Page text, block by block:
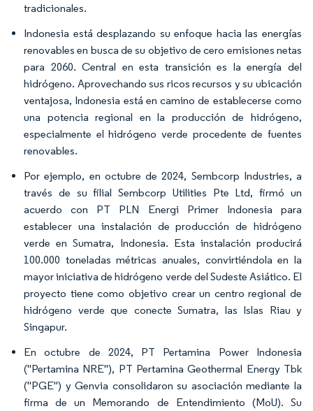
tradicionales.
Indonesia está desplazando su enfoque hacia las energías
renovables en busca de su objetivo de cero emisiones netas
para 2060. Central en esta transición es la energía del
hidrógeno. Aprovechando sus ricos recursos y su ubicación
ventajosa, Indonesia está en camino de establecerse como
una potencia regional en la producción de hidrógeno,
especialmente el hidrógeno verde procedente de fuentes
renovables.
Por ejemplo, en octubre de 2024, Sembcorp Industries, a
través de su filial Sembcorp Utilities Pte Ltd, firmó un
acuerdo con PT PLN Energi Primer Indonesia para
establecer una instalación de producción de hidrógeno
verde en Sumatra, Indonesia. Esta instalación producirá
100.000 toneladas métricas anuales, convirtiéndola en la
mayor iniciativa de hidrógeno verde del Sudeste Asiático. El
proyecto tiene como objetivo crear un centro regional de
hidrógeno verde que conecte Sumatra, las Islas Riau y
Singapur.
En octubre de 2024, PT Pertamina Power Indonesia
("Pertamina NRE"), PT Pertamina Geothermal Energy Tbk
("PGE") y Genvia consolidaron su asociación mediante la
firma de un Memorando de Entendimiento (MoU). Su